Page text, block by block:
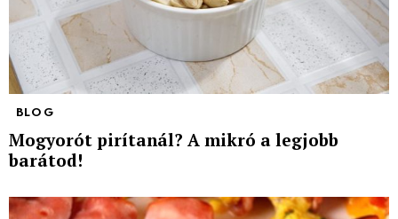
BLOG
Mogyorót pirítanál? A mikró a legjobb
barátod!